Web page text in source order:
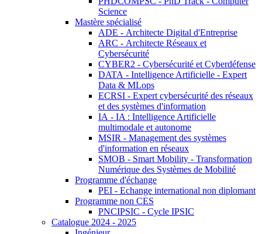
Science
Mastère spécialisé
ADE - Architecte Digital d'Entreprise
ARC - Architecte Réseaux et
Cybersécurité
CYBER2 - Cybersécurité et Cyberdéfense
DATA - Intelligence Artificielle - Expert
Data & MLops
ECRSI - Expert cybersécurité des réseaux
et des systèmes d'information
IA - IA : Intelligence Artificielle
multimodale et autonome
MSIR - Management des systèmes
d'information en réseaux
SMOB - Smart Mobility - Transformation
Numérique des Systèmes de Mobilité
Programme d'échange
PEI - Echange international non diplomant
Programme non CES
PNCIPSIC - Cycle IPSIC
Catalogue 2024 - 2025